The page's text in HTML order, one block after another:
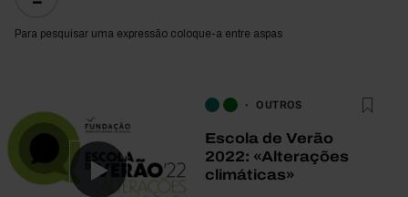
Para pesquisar uma expressão coloque-a entre aspas
OUTROS
Escola de Verão
2022: «Alterações
climáticas»